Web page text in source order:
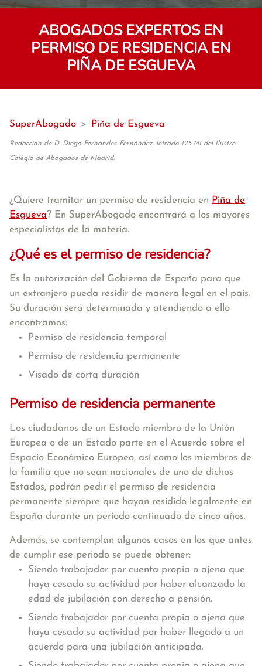
ABOGADOS EXPERTOS EN
PERMISO DE RESIDENCIA EN
PIÑA DE ESGUEVA
SuperAbogado > Piña de Esgueva
Redacción de D. Diego Fernández Fernández, letrado 125.741 del Ilustre
Colegio de Abogados de Madrid.
¿Quiere tramitar un permiso de residencia en Piña de
Esgueva? En SuperAbogado encontrará a los mayores
especialistas de la materia.
¿Qué es el permiso de residencia?
Es la autorización del Gobierno de España para que
un extranjero pueda residir de manera legal en el país.
Su duración será determinada y atendiendo a ello
encontramos:
Permiso de residencia temporal
Permiso de residencia permanente
Visado de corta duración
Permiso de residencia permanente
Los ciudadanos de un Estado miembro de la Unión
Europea o de un Estado parte en el Acuerdo sobre el
Espacio Económico Europeo, así como los miembros de
la familia que no sean nacionales de uno de dichos
Estados, podrán pedir el permiso de residencia
permanente siempre que hayan residido legalmente en
España durante un período continuado de cinco años.
Además, se contemplan algunos casos en los que antes
de cumplir ese periodo se puede obtener:
Siendo trabajador por cuenta propia o ajena que
haya cesado su actividad por haber alcanzado la
edad de jubilación con derecho a pensión.
Siendo trabajador por cuenta propia o ajena que
haya cesado su actividad por haber llegado a un
acuerdo para una jubilación anticipada.